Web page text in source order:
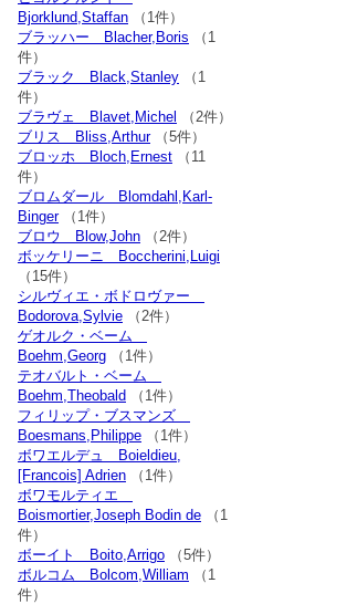
Bjorklund,Staffan （1件）
ブラッハー Blacher,Boris （1
件）
ブラック Black,Stanley （1
件）
ブラヴェ Blavet,Michel
（2件）
ブリス Bliss,Arthur（5件）
ブロッホ Bloch,Ernest （11
件）
ブロムダール Blomdahl,Karl-
Binger（1件）
ブロウ Blow,John （2件）
ボッケリーニ Boccherini,Luigi
（15件）
シルヴィエ・ボドロヴァー
Bodorova,Sylvie （2件）
ゲオルク・ベーム
Boehm,Georg （1件）
テオバルト・ベーム
Boehm,Theobald （1件）
フィリップ・ブスマンズ
Boesmans,Philippe （1件）
ボワエルデュ Boieldieu,
[Francois] Adrien （1件）
ボワモルティエ
Boismortier,Joseph Bodin de （1
件）
ボーイト Boito,Arrigo （5件）
ボルコム Bolcom,William （1
件）